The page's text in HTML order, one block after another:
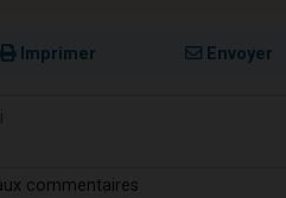
Imprimer Envoyer
commentaires